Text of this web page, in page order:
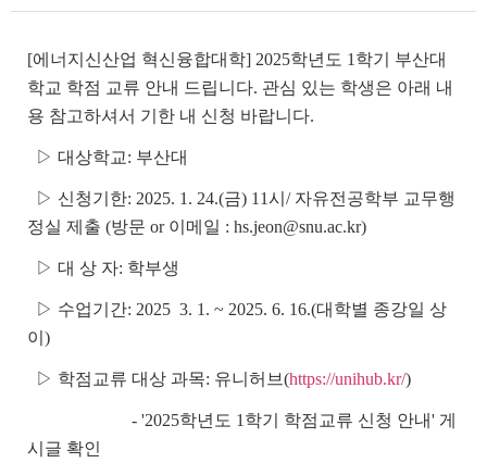
[에너지신산업 혁신융합대학] 2025학년도 1학기 부산대
학교 학점 교류 안내 드립니다. 관심 있는 학생은 아래 내
용 참고하셔서 기한 내 신청 바랍니다.
▷ 대상학교: 부산대
▷ 신청기한: 2025. 1. 24.(금) 11시/ 자유전공학부 교무행
정실 제출 (방문 or 이메일 : hs.jeon@snu.ac.kr)
▷ 대 상 자: 학부생
▷ 수업기간: 2025 3. 1. ~ 2025. 6. 16.(대학별 종강일 상
이)
▷ 학점교류 대상 과목: 유니허브(https://unihub.kr/)
- '2025학년도 1학기 학점교류 신청 안내' 게
시글 확인